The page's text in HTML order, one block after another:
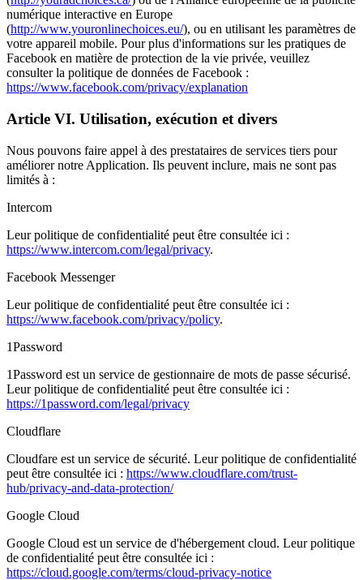
numérique interactive en Europe
(http://www.youronlinechoices.eu/), ou en utilisant les paramètres de
votre appareil mobile. Pour plus d'informations sur les pratiques de
Facebook en matière de protection de la vie privée, veuillez
consulter la politique de données de Facebook :
https://www.facebook.com/privacy/explanation
Article VI. Utilisation, exécution et divers
Nous pouvons faire appel à des prestataires de services tiers pour
améliorer notre Application. Ils peuvent inclure, mais ne sont pas
limités à :
Intercom
Leur politique de confidentialité peut être consultée ici :
https://www.intercom.com/legal/privacy.
Facebook Messenger
Leur politique de confidentialité peut être consultée ici :
https://www.facebook.com/privacy/policy.
1Password
1Password est un service de gestionnaire de mots de passe sécurisé.
Leur politique de confidentialité peut être consultée ici :
https://1password.com/legal/privacy
Cloudflare
Cloudfare est un service de sécurité. Leur politique de confidentialité
peut être consultée ici : https://www.cloudflare.com/trust-
hub/privacy-and-data-protection/
Google Cloud
Google Cloud est un service de d'hébergement cloud. Leur politique
de confidentialité peut être consultée ici :
https://cloud.google.com/terms/cloud-privacy-notice